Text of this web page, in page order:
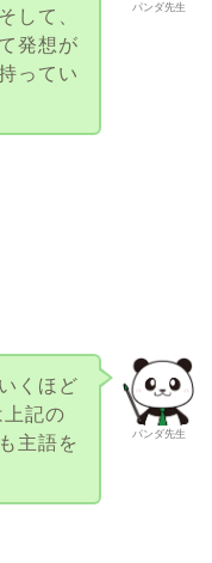
パンダ先生
して、
発想が
ってい
パンダ先生
くほど
記の
主語を